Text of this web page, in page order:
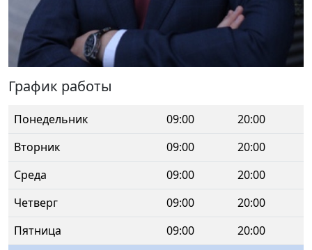
График работы
Понедельник 09:00
20:00
Вторник
09:00
20:00
Среда
09:00
20:00
Четверг
09:00
20:00
Пятница
09:00
20:00